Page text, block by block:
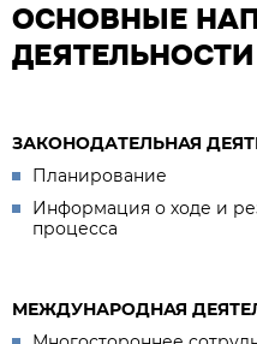
ОСНОВНЫЕ
ДЕЯТЕЛЬНОСТИ
ЗАКОНОДАТЕЛЬНАЯ
Планирование
Информация о ходе и
процесса
МЕЖДУНАРОДНАЯ